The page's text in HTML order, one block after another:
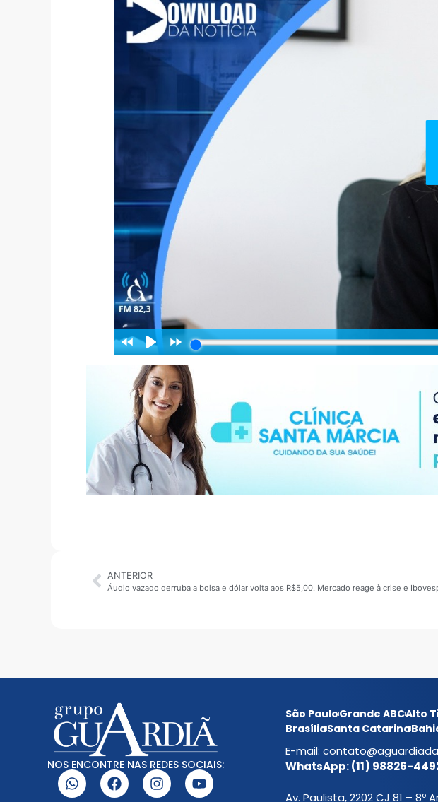
ANTERIOR
NOS ENCONTRE NAS REDES SOCIAIS:
São PauloGrande ABCAlto
BrasíliaSanta Catarina
E-mail:
WhatsApp: (11) 98826-
Av. Paulista, 2202 CJ 81 –